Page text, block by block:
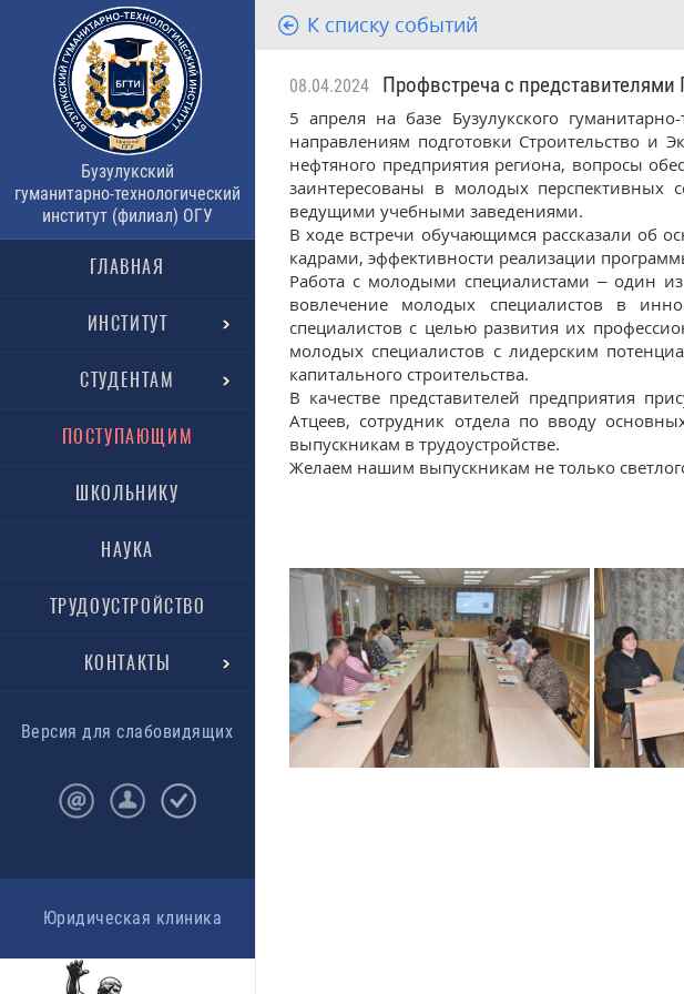
Бузулукский
гуманитарно-технологический
институт (филиал) ОГУ
ГЛАВНАЯ
ИНСТИТУТ
СТУДЕНТАМ
ПОСТУПАЮЩИМ
ШКОЛЬНИКУ
НАУКА
ТРУДОУСТРОЙСТВО
КОНТАКТЫ
Версия для слабовидящих
Юридическая клиника
К списку событий
08.04.2024 Профвстреча с представителями
5 апреля на базе Бузулукского
направлениям подготовки Строительство и
нефтяного предприятия региона, вопросы
заинтересованы в молодых перспективных
ведущими учебными заведениями.
В ходе встречи обучающимся рассказали об
кадрами, эффективности реализации
Работа с молодыми специалистами – один
вовлечение молодых специалистов в
специалистов с целью развития их
молодых специалистов с лидерским
капитального строительства.
В качестве представителей предприятия
Атцеев, сотрудник отдела по вводу
выпускникам в трудоустройстве.
Желаем нашим выпускникам не только